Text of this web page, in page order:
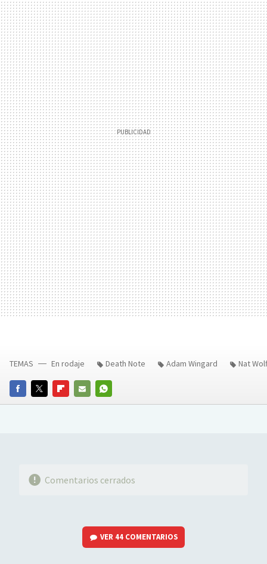
FACEBOOKTWITTERFLIPBOARD
E-
WHATSAPP
TEMAS En rodaje Death Note Adam Wingard Nat
Comentarios cerrados
VER 44 COMENTARIOS